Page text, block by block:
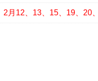
2月12、13、15、19、20